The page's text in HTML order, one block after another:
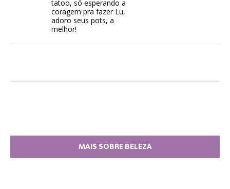
tatoo, só esperando a
coragem pra fazer Lu,
adoro seus pots, a
melhor!
MAIS SOBRE BELEZA